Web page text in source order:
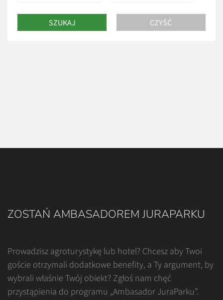
ZOSTAŃ AMBASADOREM JURAPARKU
Prowadzisz agroturystykę lub hotel? Chcesz aby Twoi
goście otrzymali dodatkowe benefity, a Ty argument, by
wybrali właśnie Twój obiekt? Zgłoś nam chęć
przystąpienia do programu „Ambasador JuraParku”.